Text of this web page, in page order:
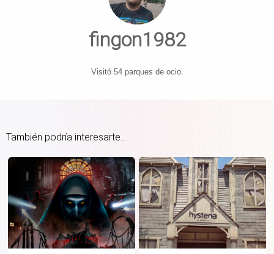
fingon1982
Visitó 54 parques de ocio.
También podría interesarte...